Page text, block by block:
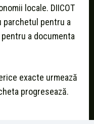
locale. DIICOT
parchetul pentru a
a documenta
exacte urmează
progresează.